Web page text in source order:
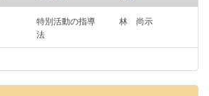
特別活動の指導
法
林 尚示